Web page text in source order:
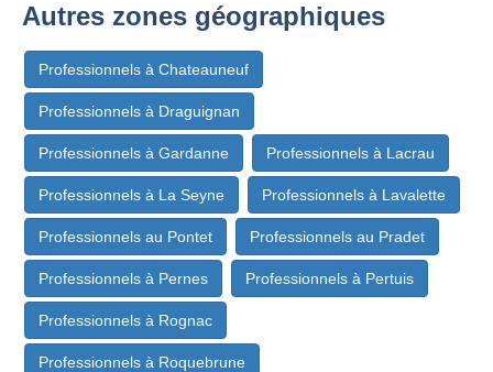
Autres zones géographiques
Professionnels à Chateauneuf
Professionnels à Draguignan
Professionnels à Gardanne Professionnels à Lacrau
Professionnels à La Seyne Professionnels à Lavalette
Professionnels au Pontet Professionnels au Pradet
Professionnels à Pernes Professionnels à Pertuis
Professionnels à Rognac
Professionnels à Roquebrune